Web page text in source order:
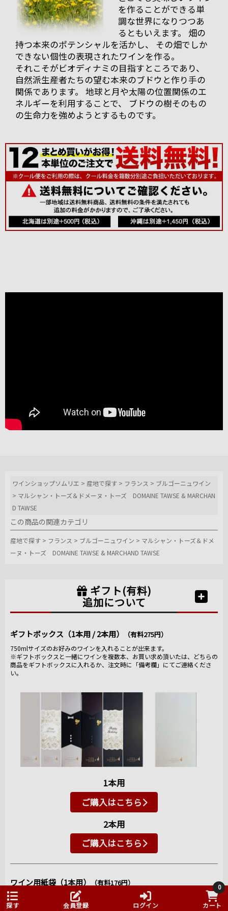
ルーティーな果実味のまだ若々しさが目立つ状態で
す。
そして、2008年物の残りわずかのヴィンテージも出し
ていただきました。
まだフルーティーさは残っていますが、タンニンをし
っかり感じる2011年よりしっかりとしたスタイル。
そして2010年。香りはもちろんフルーティーです、果
実味とタンニンなどとてもバランスのとれた印象でし
た。
案内していた
だき、地下セ
ラー内でいろ
いろ試飲させ
ていただきま
当店では取扱
1er」などな
かりの素晴ら
しいワインで
回は2011年の1樽しか造っていないという「ヴォーヌ・
ロマネ1erプティ・モン」を試飲。1樽しかないというの
に、マルシャン氏はたっぷりとグラスに注いでくれま
した。
さらに、こちらも希少、年産300本のみのグランクリュ
「クロ・ド・ラ・ロッシュ」。 華やかな香りとシルキ
そして、力強い味わいの「ラトリシエール・シャンベ
ルタン」。 優しい酸味と溶け込んだタンニンが柔らか
り。
この地下セラーで最後のワイン「ボンヌマール」。 フ
ローラル＆フルーティー、華やかな香りと甘いフルー
ツの香りと味わい。 濃すぎず品のあるバランスが素晴
とにかく当店でも手に入らなかった希少なグランクリ
ュ（グランクリュは100％新樽使用だそうです）など沢
山試飲させていただきました。
こんなに大盤振る舞いで試飲させているのでもしかし
て販売分がなくなっているのでは？？と思うほど気前
のいいマルシャン氏です。
ンク貯蔵庫に戻
り、試飲とマルシ
始まります。
マルシャン氏は、
これまでの経験を
ミを行う醸造家。
もちろんブドウは
を作ることができる単
調な世界になりつつあ
るともいえます。 畑の
持つ本来のポテンシャルを活かし、 その畑でしか
できない個性の表現されたワインを作る。
それこそがビオディナミの目指すところであり、
自然派生産者たちの望む本来のブドウと作り手の
関係であります。 地球と月や太陽の位置関係のエ
ネルギーを利用することで、 ブドウの樹そのもの
の生命力を強めようとするものです。
ワインショップソムリエ > 産地で探す > フランス > ブルゴーニュワイン
> マルシャン・トーズ＆ドメーヌ・トーズ DOMAINE TAWSE & MARCHAN
D TAWSE
この商品の関連カテゴリ
産地で探す > フランス > ブルゴーニュワイン > マルシャン・トーズ＆ドメ
ーヌ・トーズ DOMAINE TAWSE & MARCHAND TAWSE
ギフト(有料)
追加について
ギフトボックス（1本用 / 2本用） （有料275円）
750mlサイズのお好みのワインを入れることが出来ます。
※ギフトボックスと一緒にワインを複数本、お買い求め頂いたは、どちらの
商品をギフトボックスに入れるか、注文時に「備考欄」にてご連絡くださ
い。
1本用
ご購入はこちら
2本用
ご購入はこちら
ワイン用紙袋（1本用） （有料176円）
袋の色はクールグレーのみとなります。
ワイン1本、もしくは1本用ギフトボックスを入れることが出来ます。
探す 会員登録 ログイン
0
カート